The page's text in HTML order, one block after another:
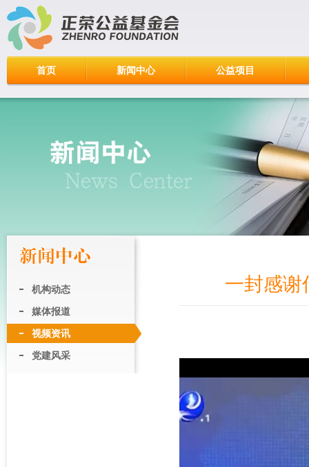
首页 新闻中心 公益项目
机构动态
媒体报道
视频资讯
党建风采
一封感谢